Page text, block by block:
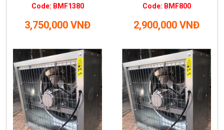
Code: BMF1380
3,750,000 VNĐ
Code: BMF800
2,900,000 VNĐ